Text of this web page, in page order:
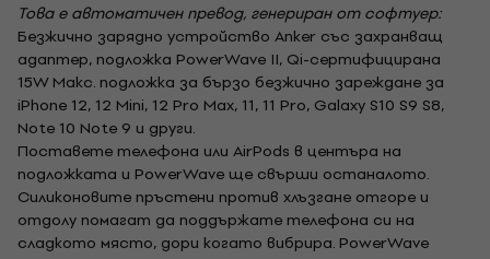
Това е автоматичен превод, генериран от софтуер:
Безжично зарядно устройство Anker със захранващ
адаптер, подложка PowerWave II, Qi-сертифицирана
15W Макс. подложка за бързо безжично зареждане за
iPhone 12, 12 Mini, 12 Pro Max, 11, 11 Pro, Galaxy S10 S9 S8,
Note 10 Note 9 и други.
Поставете телефона или AirPods в центъра на
подложката и PowerWave ще свърши останалото.
Силиконовите пръстени против хлъзгане отгоре и
отдолу помагат да поддържате телефона си на
сладкото място, дори когато вибрира. PowerWave